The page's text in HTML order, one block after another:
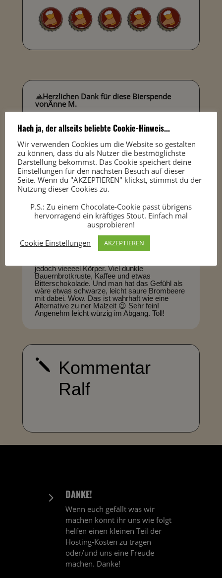
🙏Herzlichen Dank für diese Bierspende
vonÄnne M.
j Kommentar
Alex
Boa, ist das schwarz! Ich hatte glaube ich noch
nie was schwärzeres im Glas! Schaum ist
braun! Fest und cremig. Es läuft extrem ölig
und dickflüssig in's Glas. In der Nase sehr
jedoch vieeeel Körper. Viel dunkle
Bauernbrotkruste, Kaffee und etwas
Bitterschokolade. Und man hat das Gefühl als
wäre etwas schwarze, leicht saure Brombeere
mit dabei. Wow. Das ist wahrhaft wie eine
Alternative zu ner Malzeit 😉 Sehr fein!
Angenehm leicht würzig im Abgang. Toll!
j
Kommentar
Ralf
5 DANKE!
Wenn euch gefällt was wir
machen könnt ihr uns wie folgt
helfen einen kleinen Teil der
Hosting-Kosten zu tragen
oder/und uns eine Freude
machen. Danke!
Hach ja, der allseits beliebte Cookie-Hinweis...
Wir verwenden Cookies um die Website so gestalten
zu können, dass du als Nutzer die bestmöglichste
Darstellung bekommst. Das Cookie speichert deine
Einstellungen für den nächsten Besuch auf dieser
Seite. Wenn du "AKZEPTIEREN" klickst, stimmst du der
Nutzung dieser Cookies zu.
P.S.: Zu einem Chocolate-Cookie passt übrigens
hervorragend ein kräftiges Stout. Einfach mal
ausprobieren!
Cookie Einstellungen
AKZEPTIEREN